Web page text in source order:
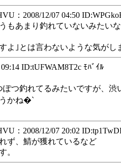
：2008/12/07 04:50
もあまり釣れていないみたいな
よ｣とは言わないような気がし
09:14 ID:tUFWAM8T2c ﾓﾊﾞｲﾙ
ぽつ釣れてるみたいですが、
かね�`
：2008/12/07 20:02
ず、鯖が獲れているなど
。